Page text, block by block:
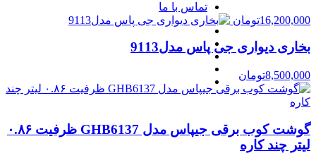
تماس با ما
16,200,000تومان
بخاری دیواری جی پاس مدل9113
8,500,000تومان
گوشت کوب برقی جیپاس مدل GHB6137 ظرفیت ۰.۸۶
لیتر چند کاره